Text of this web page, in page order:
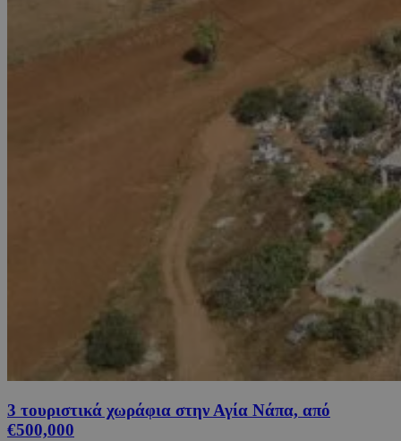
3 τουριστικά χωράφια στην Αγία Νάπα, από
€500,000